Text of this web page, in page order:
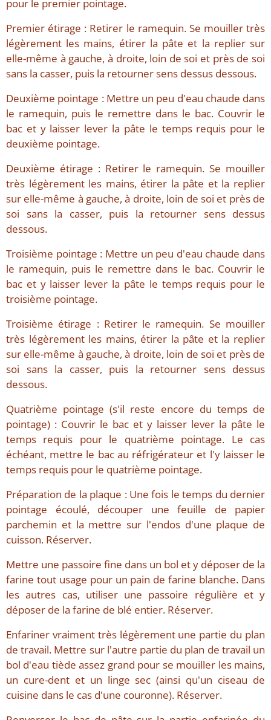
pour le premier pointage.
Premier étirage : Retirer le ramequin. Se mouiller très
légèrement les mains, étirer la pâte et la replier sur
elle-même à gauche, à droite, loin de soi et près de soi
sans la casser, puis la retourner sens dessus dessous.
Deuxième pointage : Mettre un peu d'eau chaude dans
le ramequin, puis le remettre dans le bac. Couvrir le
bac et y laisser lever la pâte le temps requis pour le
deuxième pointage.
Deuxième étirage : Retirer le ramequin. Se mouiller
très légèrement les mains, étirer la pâte et la replier
sur elle-même à gauche, à droite, loin de soi et près de
soi sans la casser, puis la retourner sens dessus
dessous.
Troisième pointage : Mettre un peu d'eau chaude dans
le ramequin, puis le remettre dans le bac. Couvrir le
bac et y laisser lever la pâte le temps requis pour le
troisième pointage.
Troisième étirage : Retirer le ramequin. Se mouiller
très légèrement les mains, étirer la pâte et la replier
sur elle-même à gauche, à droite, loin de soi et près de
soi sans la casser, puis la retourner sens dessus
dessous.
Quatrième pointage (s'il reste encore du temps de
pointage) : Couvrir le bac et y laisser lever la pâte le
temps requis pour le quatrième pointage. Le cas
échéant, mettre le bac au réfrigérateur et l'y laisser le
temps requis pour le quatrième pointage.
Préparation de la plaque : Une fois le temps du dernier
pointage écoulé, découper une feuille de papier
parchemin et la mettre sur l'endos d'une plaque de
cuisson. Réserver.
Mettre une passoire fine dans un bol et y déposer de la
farine tout usage pour un pain de farine blanche. Dans
les autres cas, utiliser une passoire régulière et y
déposer de la farine de blé entier. Réserver.
Enfariner vraiment très légèrement une partie du plan
de travail. Mettre sur l'autre partie du plan de travail un
bol d'eau tiède assez grand pour se mouiller les mains,
un cure-dent et un linge sec (ainsi qu'un ciseau de
cuisine dans le cas d'une couronne). Réserver.